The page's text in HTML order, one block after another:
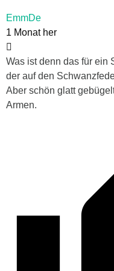
EmmDe
1 Monat her
Was ist denn das für ein
der auf den
Aber schön glatt
Armen.